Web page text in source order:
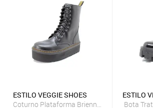
ESTILO VEGGIE SHOES
Coturno Plataforma Brienne Estilo Veggie
ESTILO
Bota